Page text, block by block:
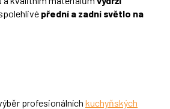
přední a zadní světlo na
profesionálních kuchyňských